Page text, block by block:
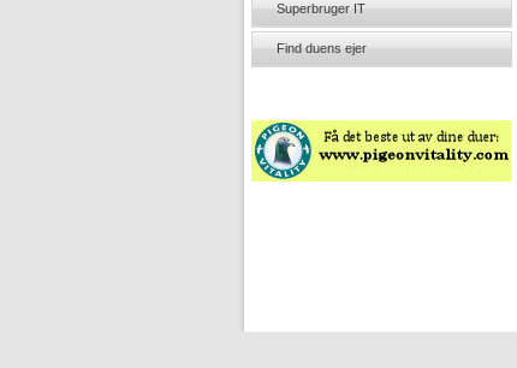
Superbruger IT
Find duens ejer